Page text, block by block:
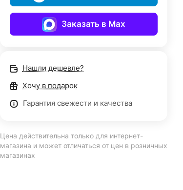
Заказать в Max
Нашли дешевле?
Хочу в подарок
Гарантия свежести и качества
Цена действительна только для интернет-
магазина и может отличаться от цен в розничных
магазинах